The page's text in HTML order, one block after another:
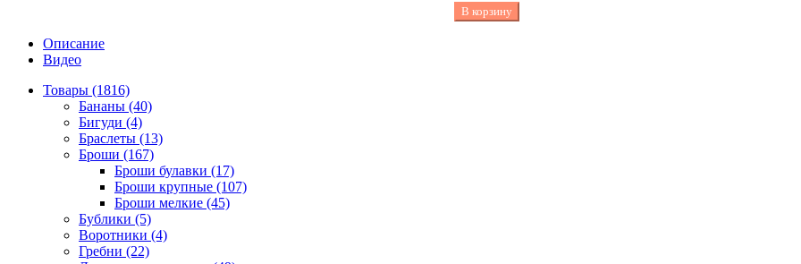
В корзину
Описание
Видео
Товары (1816)
Бананы (40)
Бигуди (4)
Браслеты (13)
Броши (167)
Броши булавки (17)
Броши крупные (107)
Броши мелкие (45)
Бублики (5)
Воротники (4)
Гребни (22)